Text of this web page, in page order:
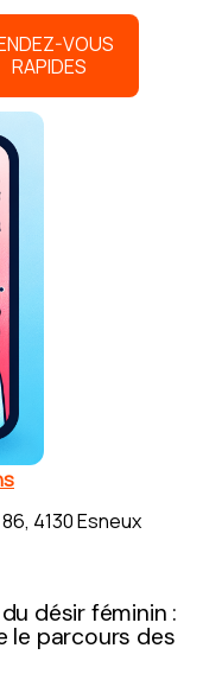
VOUS
RAPIDES
4130 Esneux
désir féminin :
le parcours des